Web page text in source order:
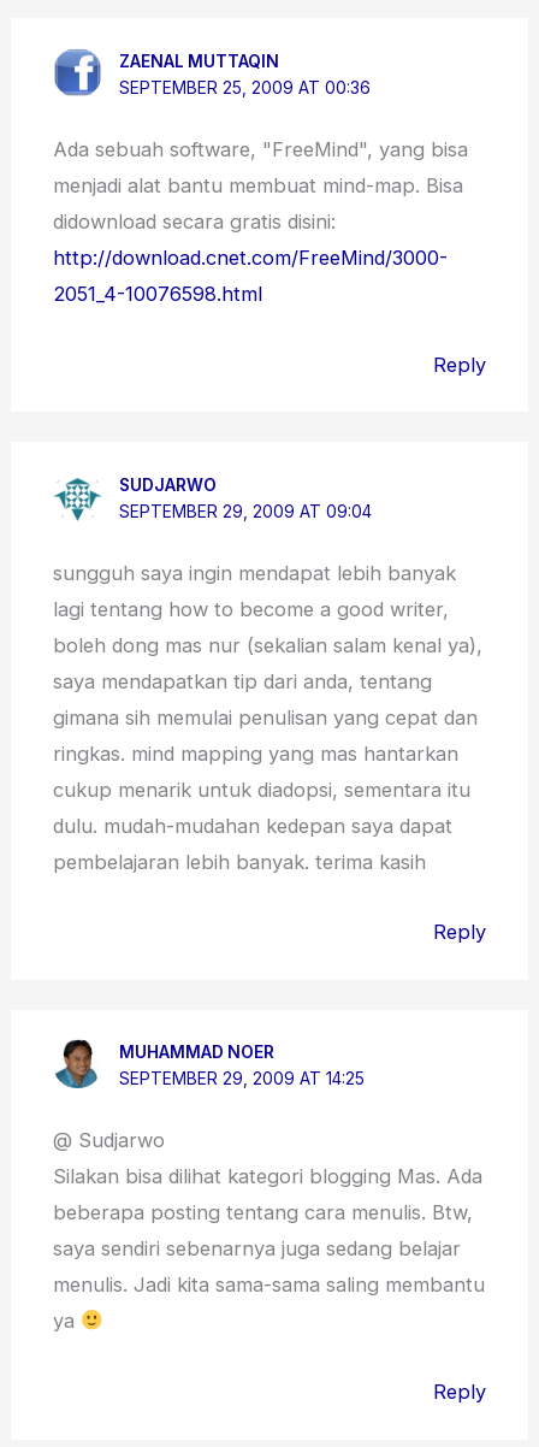
ZAENAL MUTTAQIN
SEPTEMBER 25, 2009 AT 00:36
Ada sebuah software, "FreeMind", yang bisa
menjadi alat bantu membuat mind-map. Bisa
didownload secara gratis disini:
http://download.cnet.com/FreeMind/3000-
2051_4-10076598.html
Reply
SUDJARWO
SEPTEMBER 29, 2009 AT 09:04
sungguh saya ingin mendapat lebih banyak
lagi tentang how to become a good writer,
boleh dong mas nur (sekalian salam kenal ya),
saya mendapatkan tip dari anda, tentang
gimana sih memulai penulisan yang cepat dan
ringkas. mind mapping yang mas hantarkan
cukup menarik untuk diadopsi, sementara itu
dulu. mudah-mudahan kedepan saya dapat
pembelajaran lebih banyak. terima kasih
Reply
MUHAMMAD NOER
SEPTEMBER 29, 2009 AT 14:25
@ Sudjarwo
Silakan bisa dilihat kategori blogging Mas. Ada
beberapa posting tentang cara menulis. Btw,
saya sendiri sebenarnya juga sedang belajar
menulis. Jadi kita sama-sama saling membantu
ya
Reply